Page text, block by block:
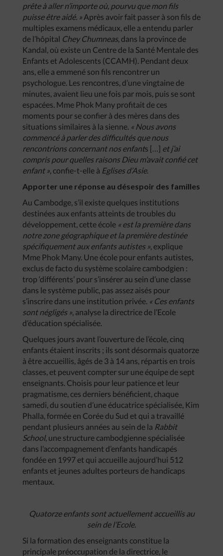
prête à aller n’importe où, pourvu que mon fils
puisse être aidé. » Après avoir fait passer à son fils de
multiples examens médicaux, elle a entendu parler
de l’hôpital Chey Chumneas, dans la province de
Kandal, où existe un Centre de la Santé Mentale des
Enfants et Adolescents (CCAMH). Pendant deux
ans, elle a emmené son fils rencontrer un
psychologue. Les rencontres, d’une vingtaine de
minutes, avaient lieu une fois par mois, puis se sont
espacées. Mme Phok Many profitait de ces
moments pour se confier à des mères dans des
situations similaires à la sienne. « Nous avons
commencé à parler des difficultés que nous
rencontrions concernant nos enfants […] et j’ai
compris pour quelles raisons Dieu m’avait confié cet
enfant », confie-t-elle à Eglises d’Asie.
Apporter une réponse au désespoir des familles
Au Cambodge, s’il existe quelques institutions
destinées aux enfants atteints de troubles du
développement, cette école « est la première dans
notre zone géographique et la première destinée
spécifiquement aux enfants autistes », explique
Mme Phok Many. Une école pour enfants autistes,
exclus de facto du système scolaire cambodgien :
trop ‘différents’ pour s’insérer au sein d’une classe
dans le système public, pas assez aisés pour
s’inscrire dans une institution privée. « Ces enfants
sont négligés », analyse la directrice de l’Ecole
d’éducation spécialisée.
Quelques jours avant l’ouverture de l’école, cinq
enfants étaient inscrits ; ils sont désormais quatorze
à être accueillis, âgés de 3 à 14 ans, répartis en trois
classes, et peuvent compter sur une équipe de sept
enseignants. Choisis pour leur patience et leur
pragmatisme, ces derniers bénéficient, chaque
samedi, du soutien d’une éducatrice spécialisée, Kim
Phalla, formée en Corée du Sud et qui a travaillé
pendant plusieurs années au sein de la Rabbit
School, une structure cambodgienne spécialisée
dans l’accompagnement d’enfants handicapés
fondée en 1997 et qui accueille aujourd’hui 512
enfants et jeunes adultes porteurs de handicaps
mentaux.
Quatorze enfants sont actuellement accueillis au
sein de l’Ecole.
Si la formation des enseignants constitue la
principale préoccupation de la directrice, le